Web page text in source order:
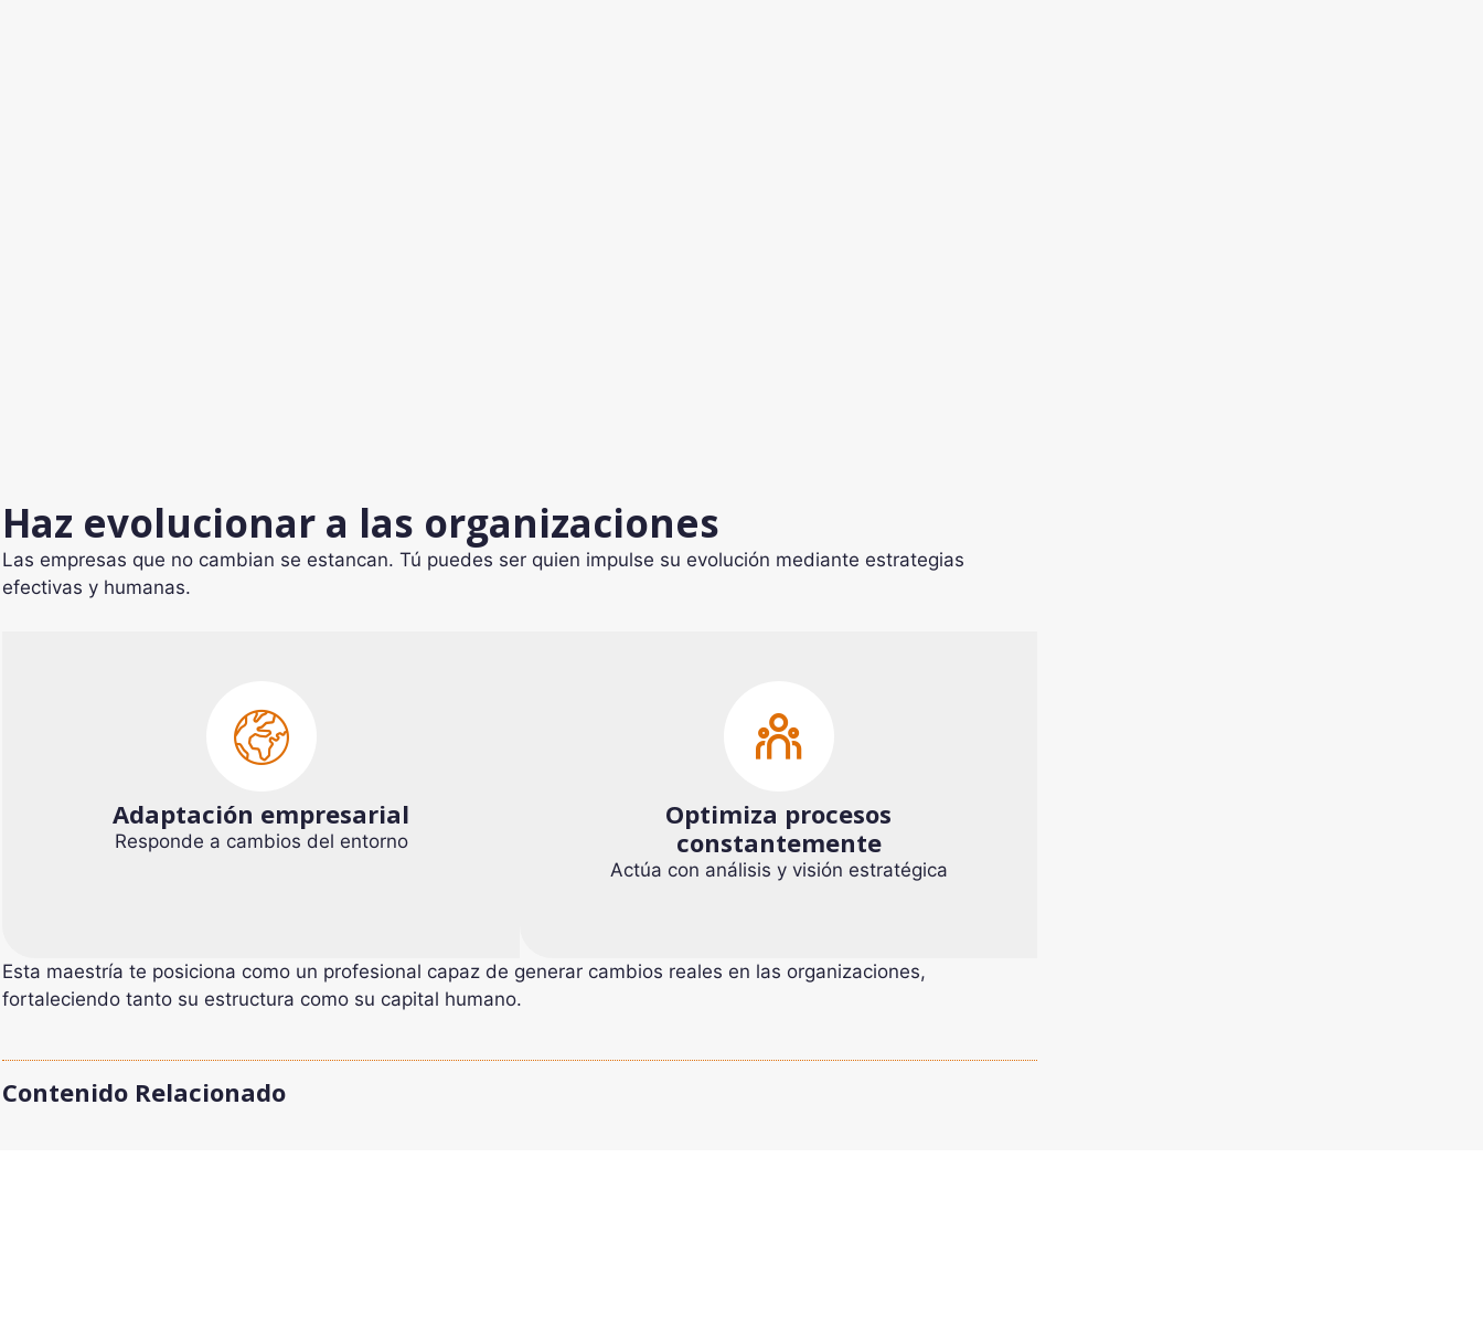
Haz evolucionar a las organizaciones
Las empresas que no cambian se estancan. Tú puedes ser quien impulse su evolución mediante estrategias
efectivas y humanas.
Adaptación empresarial
Responde a cambios del entorno
Optimiza procesos
constantemente
Actúa con análisis y visión estratégica
Esta maestría te posiciona como un profesional capaz de generar cambios reales en las organizaciones,
fortaleciendo tanto su estructura como su capital humano.
Contenido Relacionado